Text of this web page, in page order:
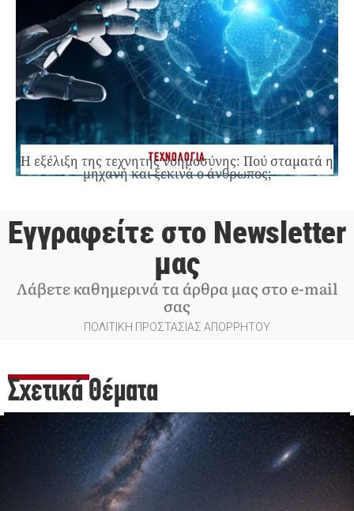
ΤΕΧΝΟΛΟΓΙΑ
Η εξέλιξη της τεχνητής νοημοσύνης: Πού σταματά η
μηχανή και ξεκινά ο άνθρωπος;
Εγγραφείτε στο Newsletter
μας
Λάβετε καθημερινά τα άρθρα μας στο e-mail
σας
ΠΟΛΙΤΙΚΗ ΠΡΟΣΤΑΣΙΑΣ ΑΠΟΡΡΗΤΟΥ
Σχετικά Θέματα